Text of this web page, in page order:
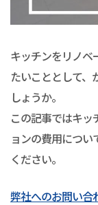
キッチンをリノベ
たいこととして、
しょうか。
この記事ではキ
ョンの費用につ
ください。
弊社へのお問い合